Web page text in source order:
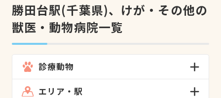
勝田台駅(千葉県)、けが・その他の
獣医・動物病院一覧
診療動物
エリア・駅